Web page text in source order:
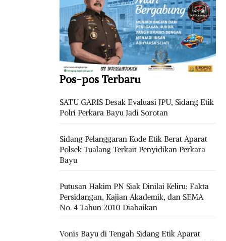
Pos-pos Terbaru
SATU GARIS Desak Evaluasi JPU, Sidang Etik
Polri Perkara Bayu Jadi Sorotan
Sidang Pelanggaran Kode Etik Berat Aparat
Polsek Tualang Terkait Penyidikan Perkara
Bayu
Putusan Hakim PN Siak Dinilai Keliru: Fakta
Persidangan, Kajian Akademik, dan SEMA
No. 4 Tahun 2010 Diabaikan
Vonis Bayu di Tengah Sidang Etik Aparat